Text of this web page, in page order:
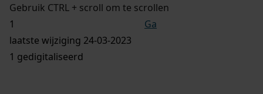
Gebruik CTRL + scroll om te scrollen
Ga
laatste wijziging 24-03-2023
1 gedigitaliseerd